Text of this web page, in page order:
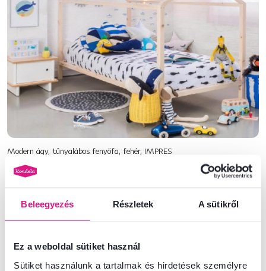
Beleegyezés Részletek A sütikről
Ez a weboldal sütiket használ
Sütiket használunk a tartalmak és hirdetések személyre
Modern ágy, tűnyalábos fenyőfa, fehér, IMPRES
hasábokatis kínálnak. A boltba látogatás előtt írjunk egy listát,
méreteket cm-ben tüntetjük fel):
hordozó keret/oldalsó oszlopok